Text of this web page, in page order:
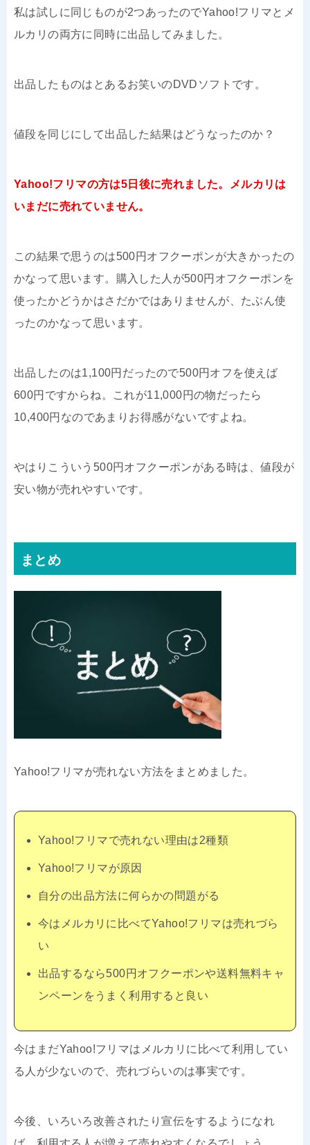
私は試しに同じものが2つあったのでYahoo!フリマとメ
ルカリの両方に同時に出品してみました。
出品したものはとあるお笑いのDVDソフトです。
値段を同じにして出品した結果はどうなったのか？
Yahoo!フリマの方は5日後に売れました。メルカリは
いまだに売れていません。
この結果で思うのは500円オフクーポンが大きかったの
かなって思います。購入した人が500円オフクーポンを
使ったかどうかはさだかではありませんが、たぶん使
ったのかなって思います。
出品したのは1,100円だったので500円オフを使えば
600円ですからね。これが11,000円の物だったら
10,400円なのであまりお得感がないですよね。
やはりこういう500円オフクーポンがある時は、値段が
安い物が売れやすいです。
まとめ
Yahoo!フリマが売れない方法をまとめました。
Yahoo!フリマで売れない理由は2種類
Yahoo!フリマが原因
自分の出品方法に何らかの問題がる
今はメルカリに比べてYahoo!フリマは売れづら
い
出品するなら500円オフクーポンや送料無料キャ
ンペーンをうまく利用すると良い
今はまだYahoo!フリマはメルカリに比べて利用してい
る人が少ないので、売れづらいのは事実です。
今後、いろいろ改善されたり宣伝をするようになれ